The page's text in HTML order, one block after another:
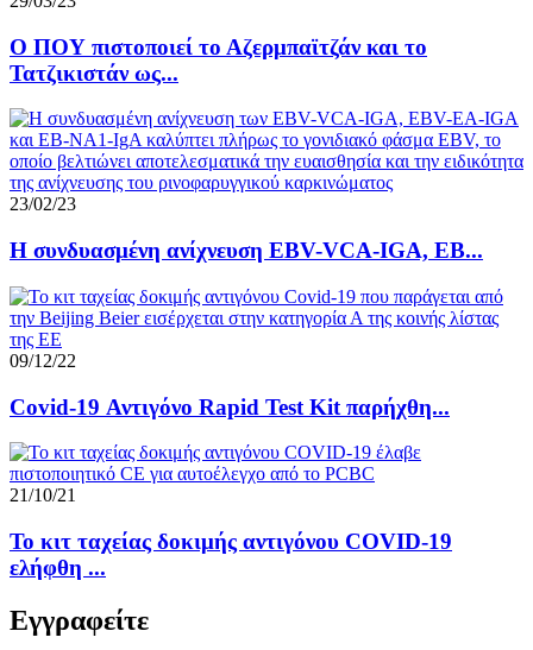
Ο ΠΟΥ πιστοποιεί το Αζερμπαϊτζάν και το
Τατζικιστάν ως...
23/02/23
Η συνδυασμένη ανίχνευση EBV-VCA-IGA, EB...
09/12/22
Covid-19 Αντιγόνο Rapid Test Kit παρήχθη...
21/10/21
Το κιτ ταχείας δοκιμής αντιγόνου COVID-19
ελήφθη ...
Εγγραφείτε